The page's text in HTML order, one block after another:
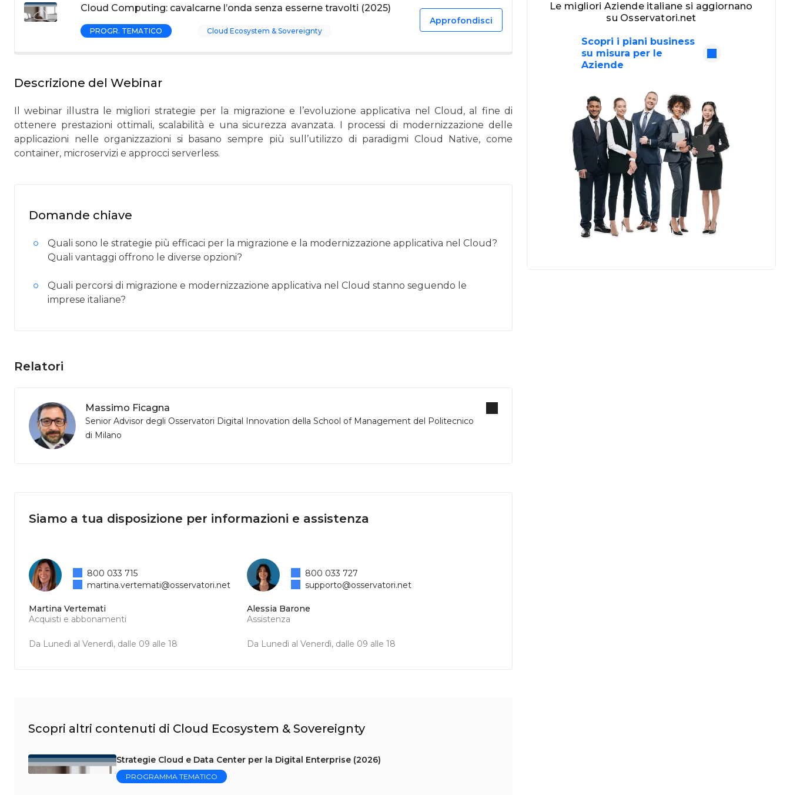
Cloud Computing: cavalcarne l’onda senza esserne travolti (2025)
PROGR. TEMATICO Cloud Ecosystem & Sovereignty
Approfondisci
Descrizione del Webinar
Il webinar illustra le migliori strategie per la migrazione e l’evoluzione applicativa nel Cloud, al fine di
ottenere prestazioni ottimali, scalabilità e una sicurezza avanzata. I processi di modernizzazione delle
applicazioni nelle organizzazioni si basano sempre più sull’utilizzo di paradigmi Cloud Native, come
container, microservizi e approcci serverless.
Domande chiave
Quali sono le strategie più efficaci per la migrazione e la modernizzazione applicativa nel Cloud?
Quali vantaggi offrono le diverse opzioni?
Quali percorsi di migrazione e modernizzazione applicativa nel Cloud stanno seguendo le
imprese italiane?
Relatori
Massimo Ficagna
Senior Advisor degli Osservatori Digital Innovation della School of Management del Politecnico
di Milano
Siamo a tua disposizione per informazioni e assistenza
Martina Vertemati
Acquisti e abbonamenti
Da Lunedì al Venerdì, dalle 09 alle 18
800 033 715
martina.vertemati@osservatori.net
Alessia Barone
Assistenza
Da Lunedì al Venerdì, dalle 09 alle 18
800 033 727
supporto@osservatori.net
Scopri altri contenuti di Cloud Ecosystem & Sovereignty
Strategie Cloud e Data Center per la Digital Enterprise (2026)
PROGRAMMA TEMATICO
Le migliori Aziende italiane si aggiornano
su Osservatori.net
Scopri i piani business
su misura per le
Aziende